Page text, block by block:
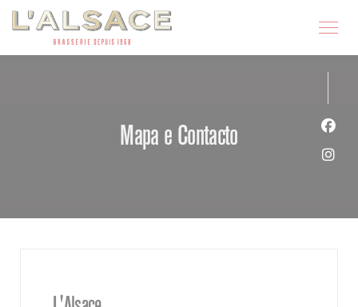
Painel de Gerenciamento de Cookies
Mapa e Contacto